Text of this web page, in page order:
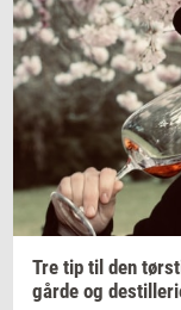
Tre tip til den
går­de og